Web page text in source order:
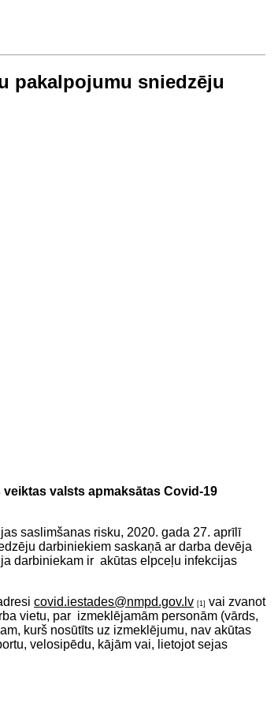
pakalpojumu sniedzēju
valsts apmaksātas Covid-19
saslimšanas risku, 2020. gada 27. aprīlī
darbiniekiem saskaņā ar darba devēja
darbiniekam ir akūtas elpceļu infekcijas
covid.iestades@nmpd.gov.lv [1] vai zvanot
vietu, par izmeklējamām personām (vārds,
kurš nosūtīts uz izmeklējumu, nav akūtas
velosipēdu, kājām vai, lietojot sejas